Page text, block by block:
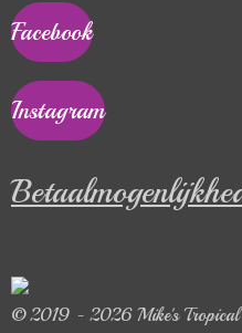
Facebook
Instagram
© 2019 - 2026 Mike's Tropical